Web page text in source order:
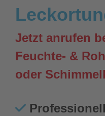
Jetzt anrufen
Feuchte- &
oder